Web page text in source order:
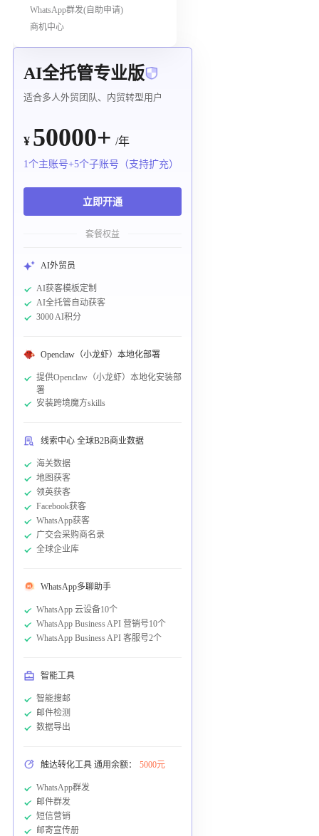
WhatsApp群发(自助申请)
商机中心
AI全托管专业版
适合多人外贸团队、内贸转型用户
¥ 50000+ /年
1个主账号+5个子账号（支持扩充）
立即开通
套餐权益
AI外贸员
AI获客模板定制
AI全托管自动获客
3000 AI积分
Openclaw（小龙虾）本地化部署
提供Openclaw（小龙虾）本地化安装部
署
安装跨境魔方skills
线索中心 全球B2B商业数据
海关数据
地图获客
领英获客
Facebook获客
WhatsApp获客
广交会采购商名录
全球企业库
WhatsApp多聊助手
WhatsApp 云设备10个
WhatsApp Business API 营销号10个
WhatsApp Business API 客服号2个
智能工具
智能搜邮
邮件检测
数据导出
触达转化工具 通用余额： 5000元
WhatsApp群发
邮件群发
短信营销
邮寄宣传册